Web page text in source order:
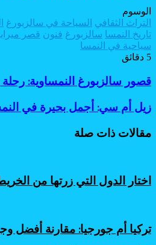
الوسوم
التراث الثقافي
السياحة في سالزبورغ
تاريخ النمسا سالزبورغ فنون قصر
سياحية في النمسا
5 دقائق
قصور
سالزبورغ
النمساوية:
رحلة
التاريخ
قصور سالزبورغ النمساوية: رحلة
زيل
أم
سي:
أجمل
النمسا
للسياحة
زيل أم سي: أجمل بحيرة في
مقالات ذات صلة
اختار الدول التي زرتها من
تركيا أم جورجيا: مقارنة أفضل